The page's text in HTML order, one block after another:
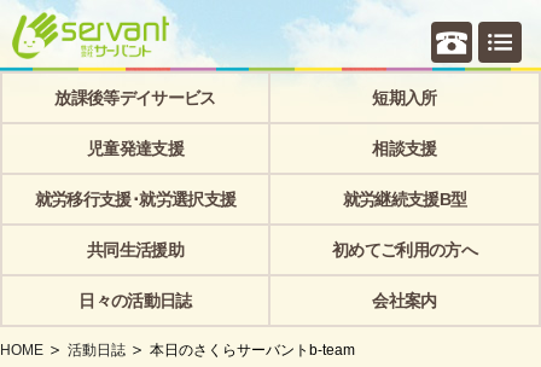
個別相
放課後等デイサービス 短期入所
児童発達支援 相談支援
就労移行支援･就労選択支援 就労継続支援B型
共同生活援助 初めてご利用の方へ
日々の活動日誌 会社案内
HOME 活動日誌 本日のさくらサーバントb-team